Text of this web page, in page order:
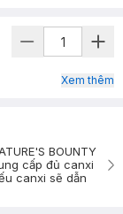
Xem thêm
BOUNTY
cấp đủ canxi
canxi sẽ dẫn